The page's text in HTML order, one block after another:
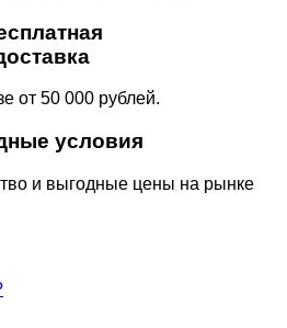
от 50 000 рублей.
условия
и выгодные цены на рынке